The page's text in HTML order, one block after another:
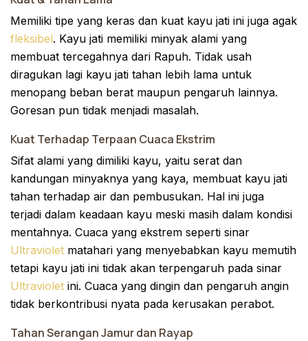
Memiliki tipe yang keras dan kuat kayu jati ini juga agak
fleksibel. Kayu jati memiliki minyak alami yang
membuat tercegahnya dari Rapuh. Tidak usah
diragukan lagi kayu jati tahan lebih lama untuk
menopang beban berat maupun pengaruh lainnya.
Goresan pun tidak menjadi masalah.
Kuat Terhadap Terpaan Cuaca Ekstrim
Sifat alami yang dimiliki kayu, yaitu serat dan
kandungan minyaknya yang kaya, membuat kayu jati
tahan terhadap air dan pembusukan. Hal ini juga
terjadi dalam keadaan kayu meski masih dalam kondisi
mentahnya. Cuaca yang ekstrem seperti sinar
Ultraviolet matahari yang menyebabkan kayu memutih
tetapi kayu jati ini tidak akan terpengaruh pada sinar
Ultraviolet ini. Cuaca yang dingin dan pengaruh angin
tidak berkontribusi nyata pada kerusakan perabot.
Tahan Serangan Jamur dan Rayap